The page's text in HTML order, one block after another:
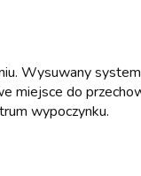
Wysuwany
do
wypoczynku.